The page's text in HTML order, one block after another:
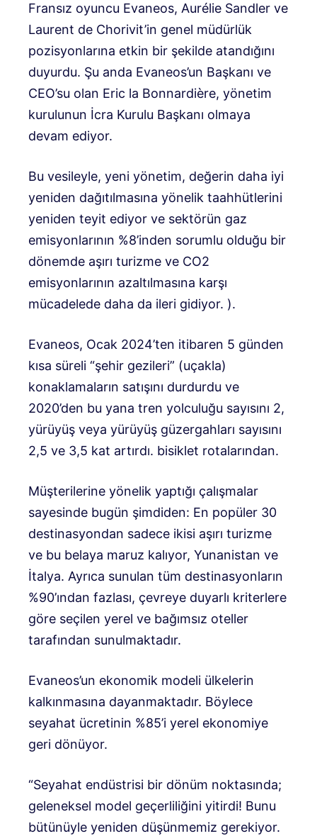
Fransız oyuncu Evaneos, Aurélie Sandler ve
Laurent de Chorivit’in genel müdürlük
pozisyonlarına etkin bir şekilde atandığını
duyurdu. Şu anda Evaneos’un Başkanı ve
CEO’su olan Eric la Bonnardière, yönetim
kurulunun İcra Kurulu Başkanı olmaya
devam ediyor.
Bu vesileyle, yeni yönetim, değerin daha iyi
yeniden dağıtılmasına yönelik taahhütlerini
yeniden teyit ediyor ve sektörün gaz
emisyonlarının %8’inden sorumlu olduğu bir
dönemde aşırı turizme ve CO2
emisyonlarının azaltılmasına karşı
mücadelede daha da ileri gidiyor. ).
Evaneos, Ocak 2024’ten itibaren 5 günden
kısa süreli “şehir gezileri” (uçakla)
konaklamaların satışını durdurdu ve
2020’den bu yana tren yolculuğu sayısını 2,
yürüyüş veya yürüyüş güzergahları sayısını
2,5 ve 3,5 kat artırdı. bisiklet rotalarından.
Müşterilerine yönelik yaptığı çalışmalar
sayesinde bugün şimdiden: En popüler 30
destinasyondan sadece ikisi aşırı turizme
ve bu belaya maruz kalıyor, Yunanistan ve
İtalya. Ayrıca sunulan tüm destinasyonların
%90’ından fazlası, çevreye duyarlı kriterlere
göre seçilen yerel ve bağımsız oteller
tarafından sunulmaktadır.
Evaneos’un ekonomik modeli ülkelerin
kalkınmasına dayanmaktadır. Böylece
seyahat ücretinin %85’i yerel ekonomiye
geri dönüyor.
“Seyahat endüstrisi bir dönüm noktasında;
geleneksel model geçerliliğini yitirdi! Bunu
bütünüyle yeniden düşünmemiz gerekiyor.